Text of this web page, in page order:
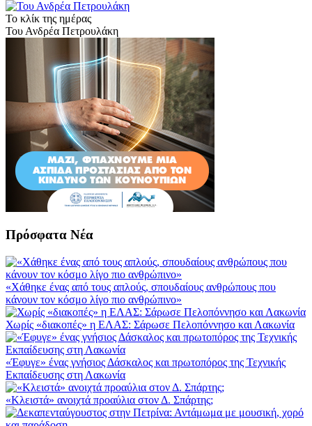
Το κλίκ της ημέρας
Του Ανδρέα Πετρουλάκη
Πρόσφατα Νέα
«Χάθηκε ένας από τους απλούς, σπουδαίους ανθρώπους που
κάνουν τον κόσμο λίγο πιο ανθρώπινο»
Χωρίς «διακοπές» η ΕΛΑΣ: Σάρωσε Πελοπόννησο και Λακωνία
«Έφυγε» ένας γνήσιος Δάσκαλος και πρωτοπόρος της Τεχνικής
Εκπαίδευσης στη Λακωνία
«Κλειστά» ανοιχτά προαύλια στον Δ. Σπάρτης;